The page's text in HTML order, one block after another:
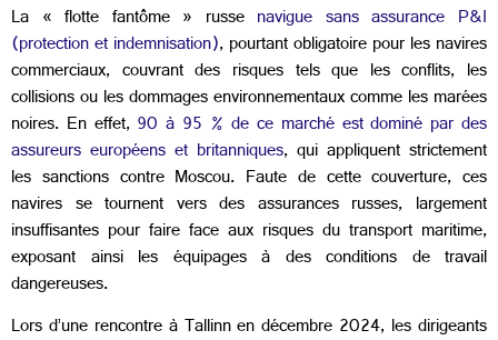
La « flotte fantôme » russe navigue sans assurance P&I
(protection et indemnisation), pourtant obligatoire pour les navires
commerciaux, couvrant des risques tels que les conflits, les
collisions ou les dommages environnementaux comme les marées
noires. En effet, 90 à 95 % de ce marché est dominé par des
assureurs européens et britanniques, qui appliquent strictement
les sanctions contre Moscou. Faute de cette couverture, ces
navires se tournent vers des assurances russes, largement
insuffisantes pour faire face aux risques du transport maritime,
exposant ainsi les équipages à des conditions de travail
dangereuses.
Lors d’une rencontre à Tallinn en décembre 2024, les dirigeants